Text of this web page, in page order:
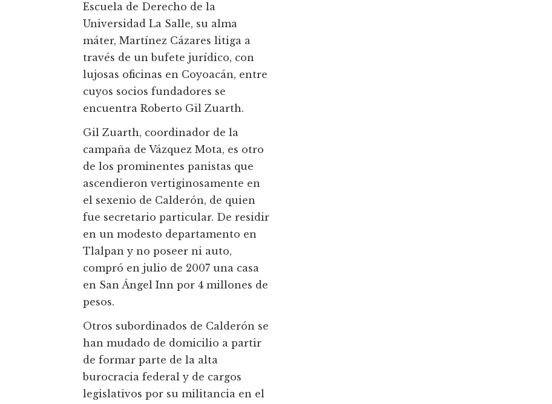
Escuela de Derecho de la
Universidad La Salle, su alma
máter, Martínez Cázares litiga a
través de un bufete jurídico, con
lujosas oficinas en Coyoacán, entre
cuyos socios fundadores se
encuentra Roberto Gil Zuarth.
Gil Zuarth, coordinador de la
campaña de Vázquez Mota, es otro
de los prominentes panistas que
ascendieron vertiginosamente en
el sexenio de Calderón, de quien
fue secretario particular. De residir
en un modesto departamento en
Tlalpan y no poseer ni auto,
compró en julio de 2007 una casa
en San Ángel Inn por 4 millones de
pesos.
Otros subordinados de Calderón se
han mudado de domicilio a partir
de formar parte de la alta
burocracia federal y de cargos
legislativos por su militancia en el